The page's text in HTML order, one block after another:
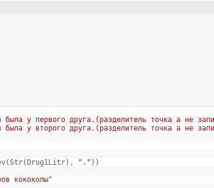
была у первого друга.(разделитель точка а не
была у второго друга.(разделитель точка а не
"." ))
кококолы"